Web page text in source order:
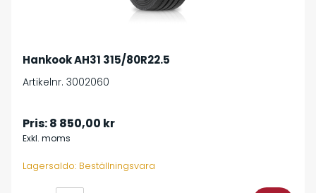
Hankook AH31 315/80R22.5
Artikelnr. 3002060
Pris:8 850,00 kr
Exkl. moms
Lagersaldo: Beställningsvara